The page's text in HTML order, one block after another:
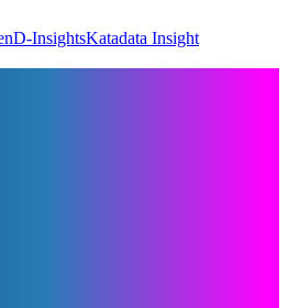
D-InsightsKatadata Insight